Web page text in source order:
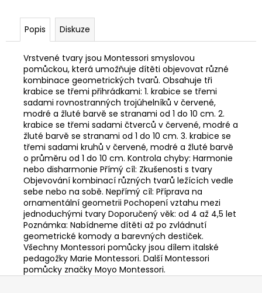
Popis Diskuze
Vrstvené tvary jsou Montessori smyslovou
pomůckou, která umožňuje dítěti objevovat různé
kombinace geometrických tvarů. Obsahuje tři
krabice se třemi přihrádkami: 1. krabice se třemi
sadami rovnostranných trojúhelníků v červené,
modré a žluté barvě se stranami od 1 do 10 cm. 2.
krabice se třemi sadami čtverců v červené, modré a
žluté barvě se stranami od 1 do 10 cm. 3. krabice se
třemi sadami kruhů v červené, modré a žluté barvě
o průměru od 1 do 10 cm. Kontrola chyby: Harmonie
nebo disharmonie Přímý cíl: Zkušenosti s tvary
Objevování kombinací různých tvarů ležících vedle
sebe nebo na sobě. Nepřímý cíl: Příprava na
ornamentální geometrii Pochopení vztahu mezi
jednoduchými tvary Doporučený věk: od 4 až 4,5 let
Poznámka: Nabídneme dítěti až po zvládnutí
geometrické komody a barevných destiček.
Všechny Montessori pomůcky jsou dílem italské
pedagožky Marie Montessori. Další Montessori
pomůcky značky Moyo Montessori.
Z